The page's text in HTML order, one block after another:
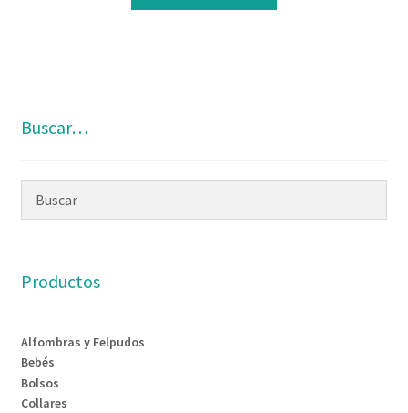
Buscar…
Productos
Alfombras y Felpudos
Bebés
Bolsos
Collares